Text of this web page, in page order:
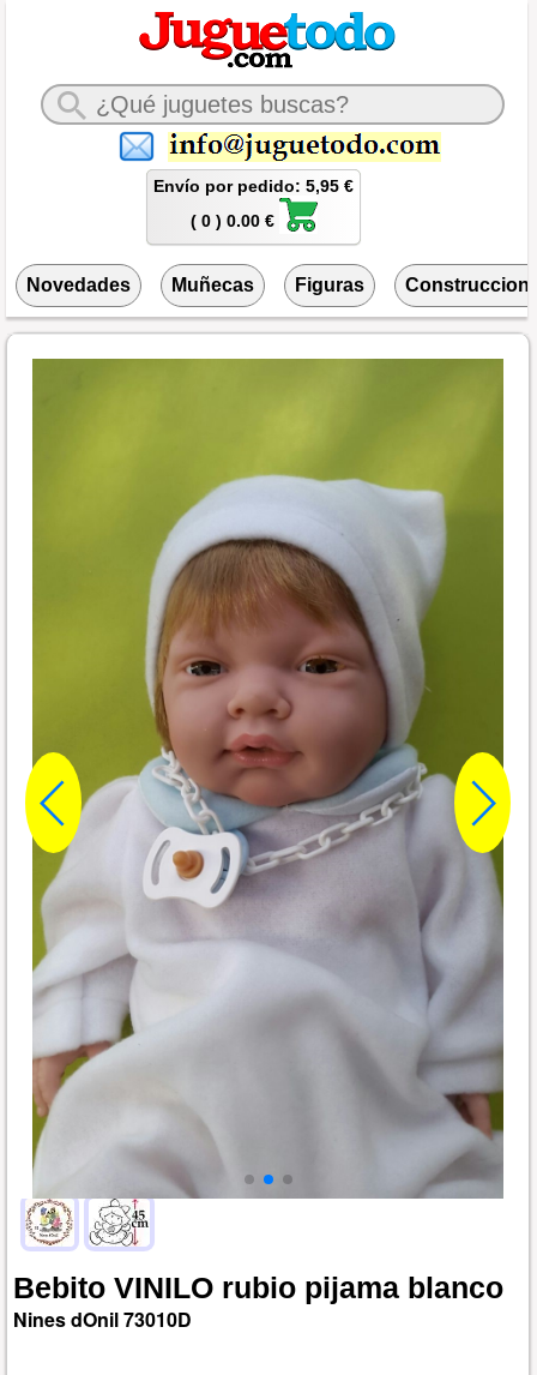
Envío por pedido: 5,95 €
( 0 ) 0.00 €
Novedades Muñecas Figuras
Bebito VINILO rubio pijama blanco
Nines dOnil73010D